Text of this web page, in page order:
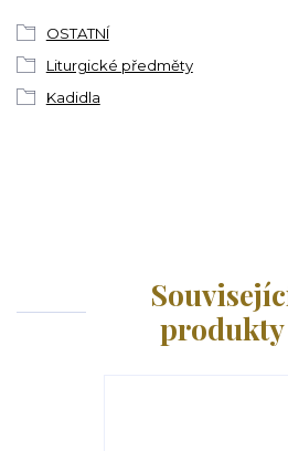
OSTATNÍ
Liturgické předměty
Kadidla
produkty